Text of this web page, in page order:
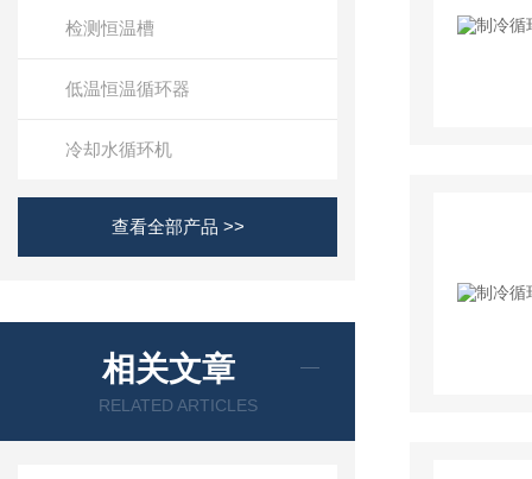
检测恒温槽
低温恒温循环器
冷却水循环机
查看全部产品 >>
相关文章
RELATED ARTICLES